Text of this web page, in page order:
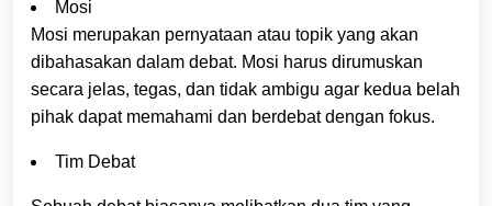
Mosi
Mosi merupakan pernyataan atau topik yang akan
dibahasakan dalam debat. Mosi harus dirumuskan
secara jelas, tegas, dan tidak ambigu agar kedua belah
pihak dapat memahami dan berdebat dengan fokus.
Tim Debat